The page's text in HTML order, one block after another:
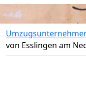
von Esslingen am